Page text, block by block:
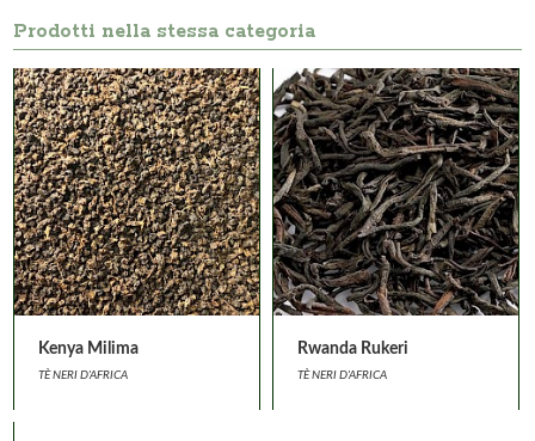
Prodotti nella stessa categoria
Kenya Milima
TÈ NERI D'AFRICA
Rwanda Rukeri
TÈ NERI D'AFRICA